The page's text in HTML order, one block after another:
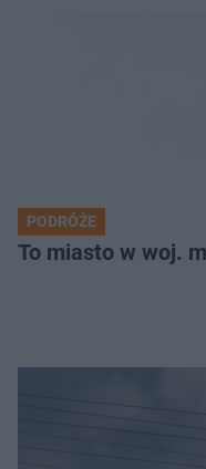
PODRÓŻE
To miasto w woj.